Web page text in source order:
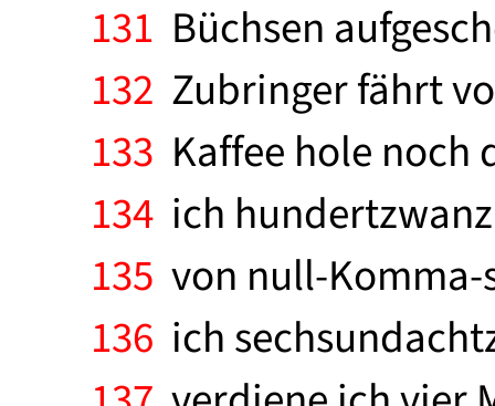
131 Büchsen
132 Zubringer fährt
133 Kaffee hole noch
134 ich
135 von null-
136 ich